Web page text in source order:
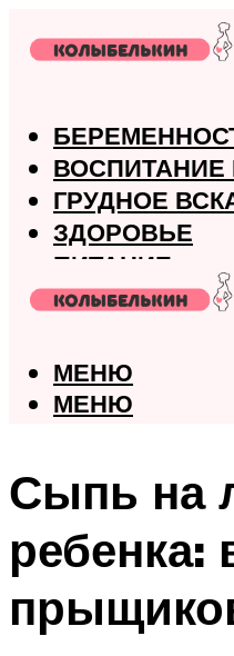
ВОСПИТАНИЕ
ГРУДНОЕ
ЗДОРОВЬЕ
ПИТАНИЕ
РОДЫ
МЕНЮ
МЕНЮ
Сыпь на
ребенка: